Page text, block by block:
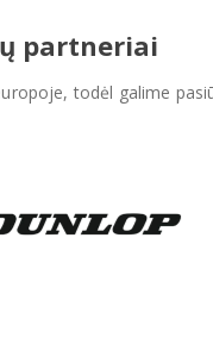
partneriai
todėl galime